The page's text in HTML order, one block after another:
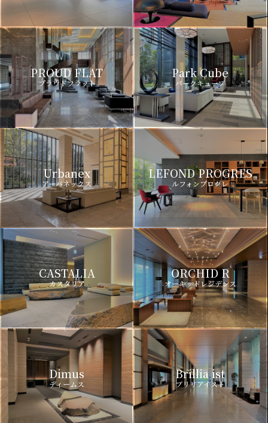
PROUD FLAT
プラウドフラット
Park Cube
パークキューブ
Urbanex
アーバネックス
LEFOND PROGRES
ルフォンプログレ
CASTALIA
カスタリア
ORCHID R
オーキッドレジデンス
Dimus
ディームス
Brillia ist
ブリリアイスト